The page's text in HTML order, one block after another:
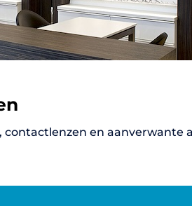
contactlenzen en aanverwante